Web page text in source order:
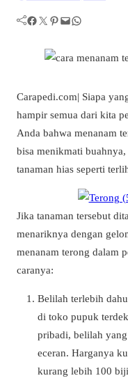
Facebook Twitter Pinterest Mail WhatsApp
Carapedi.com| Siapa
hampir semua dari kita
Anda bahwa menanam
bisa menikmati
tanaman hias seperti
Jika tanaman tersebut
menariknya dengan
menanam terong dalam
caranya:
Belilah terlebih
di toko pupuk
pribadi, belilah
eceran. Harganya
kurang lebih 100